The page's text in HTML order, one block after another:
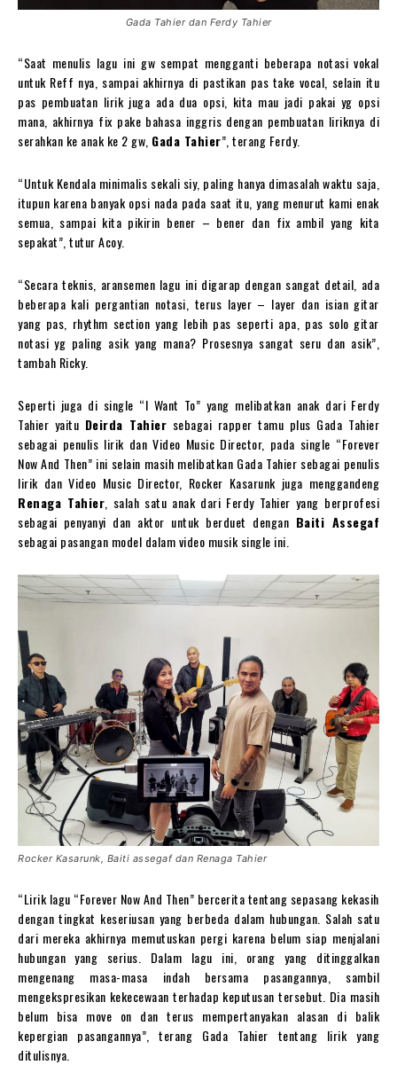
Gada Tahier dan Ferdy Tahier
“Saat menulis lagu ini gw sempat mengganti beberapa notasi vokal
untuk Reff nya, sampai akhirnya di pastikan pas take vocal, selain itu
pas pembuatan lirik juga ada dua opsi, kita mau jadi pakai yg opsi
mana, akhirnya fix pake bahasa inggris dengan pembuatan liriknya di
serahkan ke anak ke 2 gw, Gada Tahier”, terang Ferdy.
“Untuk Kendala minimalis sekali siy, paling hanya dimasalah waktu saja,
itupun karena banyak opsi nada pada saat itu, yang menurut kami enak
semua, sampai kita pikirin bener – bener dan fix ambil yang kita
sepakat”, tutur Acoy.
“Secara teknis, aransemen lagu ini digarap dengan sangat detail, ada
beberapa kali pergantian notasi, terus layer – layer dan isian gitar
yang pas, rhythm section yang lebih pas seperti apa, pas solo gitar
notasi yg paling asik yang mana? Prosesnya sangat seru dan asik”,
tambah Ricky.
Seperti juga di single “I Want To” yang melibatkan anak dari Ferdy
Tahier yaitu Deirda Tahier sebagai rapper tamu plus Gada Tahier
sebagai penulis lirik dan Video Music Director, pada single “Forever
Now And Then” ini selain masih melibatkan Gada Tahier sebagai penulis
lirik dan Video Music Director, Rocker Kasarunk juga menggandeng
Renaga Tahier , salah satu anak dari Ferdy Tahier yang berprofesi
sebagai penyanyi dan aktor untuk berduet dengan Baiti Assegaf
sebagai pasangan model dalam video musik single ini.
Rocker Kasarunk, Baiti assegaf dan Renaga Tahier
“Lirik lagu “Forever Now And Then” bercerita tentang sepasang kekasih
dengan tingkat keseriusan yang berbeda dalam hubungan. Salah satu
dari mereka akhirnya memutuskan pergi karena belum siap menjalani
hubungan yang serius. Dalam lagu ini, orang yang ditinggalkan
mengenang masa-masa indah bersama pasangannya, sambil
mengekspresikan kekecewaan terhadap keputusan tersebut. Dia masih
belum bisa move on dan terus mempertanyakan alasan di balik
kepergian pasangannya”, terang Gada Tahier tentang lirik yang
ditulisnya.